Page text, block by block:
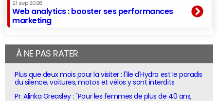
21 sep 2026
Web analytics : booster ses performances
marketing
À NE PAS RATER
Plus que deux mois pour la visiter : l'île d'Hydra est le paradis
du silence, voitures, motos et vélos y sont interdits
Pr. Alinka Greasley : "Pour les femmes de plus de 40 ans,